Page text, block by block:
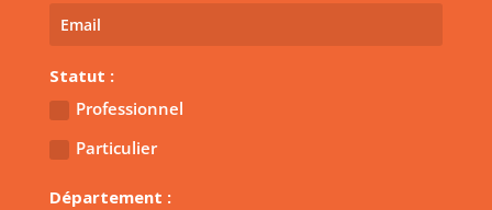
Statut :
Professionnel
Particulier
Département :